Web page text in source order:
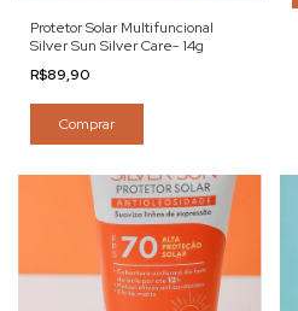
Protetor Solar Multifuncional
Silver Sun Silver Care- 14g
R$89,90
Comprar